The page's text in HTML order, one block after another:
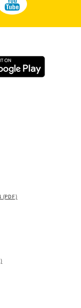
(PDF)